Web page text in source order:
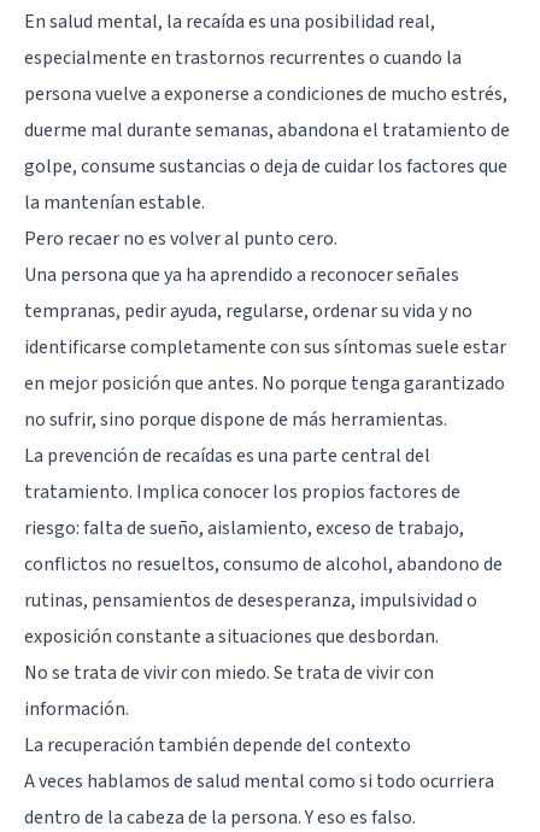
En salud mental, la recaída es una posibilidad real,
especialmente en trastornos recurrentes o cuando la
persona vuelve a exponerse a condiciones de mucho estrés,
duerme mal durante semanas, abandona el tratamiento de
golpe, consume sustancias o deja de cuidar los factores que
la mantenían estable.
Pero recaer no es volver al punto cero.
Una persona que ya ha aprendido a reconocer señales
tempranas, pedir ayuda, regularse, ordenar su vida y no
identificarse completamente con sus síntomas suele estar
en mejor posición que antes. No porque tenga garantizado
no sufrir, sino porque dispone de más herramientas.
La prevención de recaídas es una parte central del
tratamiento. Implica conocer los propios factores de
riesgo: falta de sueño, aislamiento, exceso de trabajo,
conflictos no resueltos, consumo de alcohol, abandono de
rutinas, pensamientos de desesperanza, impulsividad o
exposición constante a situaciones que desbordan.
No se trata de vivir con miedo. Se trata de vivir con
información.
La recuperación también depende del contexto
A veces hablamos de salud mental como si todo ocurriera
dentro de la cabeza de la persona. Y eso es falso.